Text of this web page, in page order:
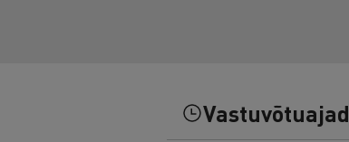
Vastuvõtuajad